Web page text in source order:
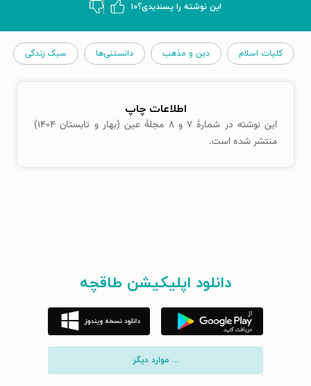
این نوشته‌ را پسندیدی؟۱۰
کلیات اسلام دین و مذهب دانستنی‌ها سبک زندگی
اطلاعات چاپ
این نوشته در شمارهٔ ۷ و ۸ مجلهٔ عین (بهار و تابستان ۱۴۰۴)
منتشر شده است.
دانلود اپلیکیشن طاقچه
... موارد دیگر